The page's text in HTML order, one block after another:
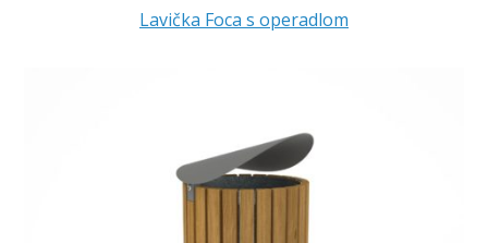
Lavička Foca s operadlom